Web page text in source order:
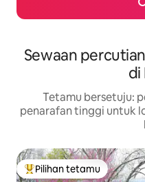
Sewaan
di
Tetamu bersetuju:
penarafan tinggi untuk
Pilihan utama tetamu
Pilihan tetamu